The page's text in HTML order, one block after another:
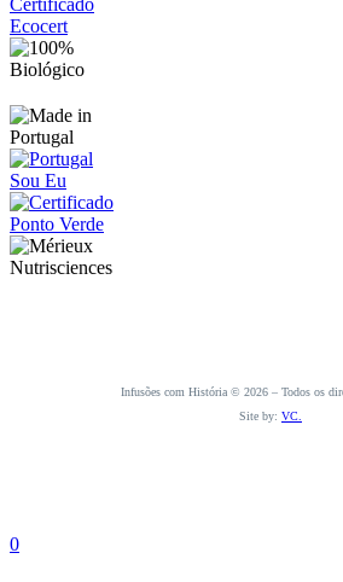
Infusões com História © 2026 – Todos os
Site by: VC.
0